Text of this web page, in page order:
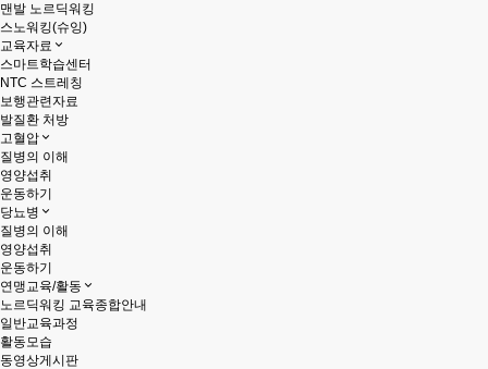
맨발 노르딕워킹
스노워킹(슈잉)
교육자료
스마트학습센터
NTC 스트레칭
보행관련자료
발질환 처방
고혈압
질병의 이해
영양섭취
운동하기
당뇨병
질병의 이해
영양섭취
운동하기
연맹교육/활동
노르딕워킹 교육종합안내
일반교육과정
활동모습
동영상게시판